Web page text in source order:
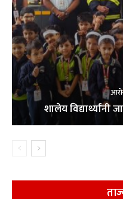
शालेय विद्यार्थ्यांनी